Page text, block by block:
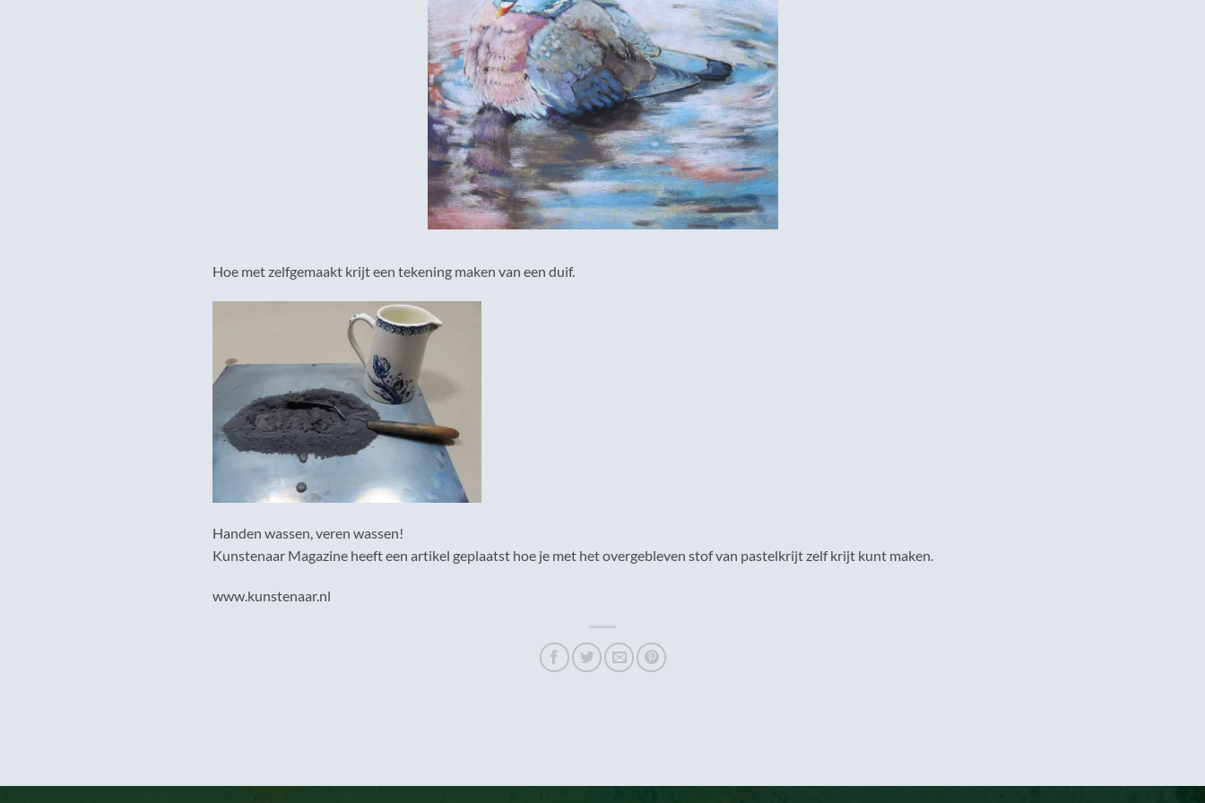
Hoe met zelfgemaakt krijt een tekening maken van een duif.
Handen wassen, veren wassen!
Kunstenaar Magazine heeft een artikel geplaatst hoe je met het overgebleven stof van pastelkrijt zelf krijt kunt maken.
www.kunstenaar.nl